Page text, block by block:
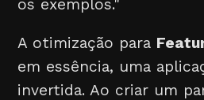
os exemplos."
A otimização para
em essência, uma
invertida. Ao criar um